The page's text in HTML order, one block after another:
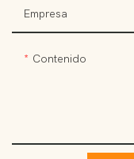
Empresa
Contenido